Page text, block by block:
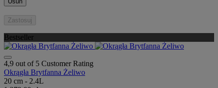
Zastosuj
Bestseller
4,9 out of 5 Customer Rating
Okrągła Brytfanna Żeliwo
20 cm - 2.4L